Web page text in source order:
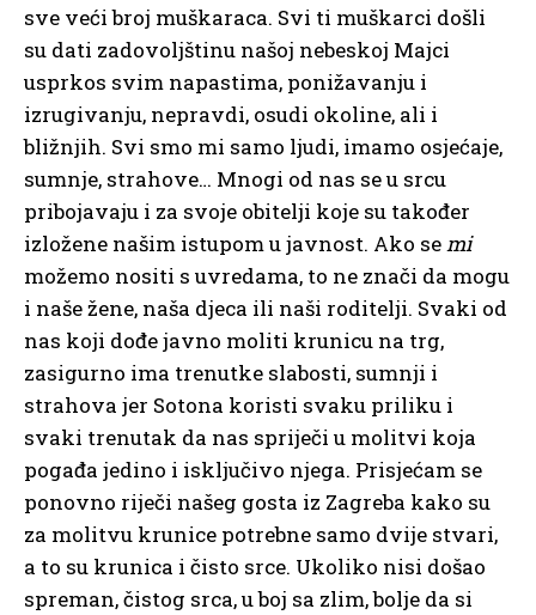
sve veći broj muškaraca. Svi ti muškarci došli
su dati zadovoljštinu našoj nebeskoj Majci
usprkos svim napastima, ponižavanju i
izrugivanju, nepravdi, osudi okoline, ali i
bližnjih. Svi smo mi samo ljudi, imamo osjećaje,
sumnje, strahove… Mnogi od nas se u srcu
pribojavaju i za svoje obitelji koje su također
izložene našim istupom u javnost. Ako semi
možemo nositi s uvredama, to ne znači da mogu
i naše žene, naša djeca ili naši roditelji. Svaki od
nas koji dođe javno moliti krunicu na trg,
zasigurno ima trenutke slabosti, sumnji i
strahova jer Sotona koristi svaku priliku i
svaki trenutak da nas spriječi u molitvi koja
pogađa jedino i isključivo njega. Prisjećam se
ponovno riječi našeg gosta iz Zagreba kako su
za molitvu krunice potrebne samo dvije stvari,
a to su krunica i čisto srce. Ukoliko nisi došao
spreman, čistog srca, u boj sa zlim, bolje da si